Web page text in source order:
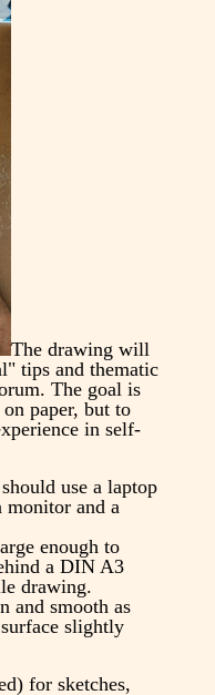
The drawing will
tips and thematic
The goal is
paper, but to
in self-
use a laptop
monitor and a
enough to
a DIN A3
drawing.
and smooth as
slightly
for sketches,